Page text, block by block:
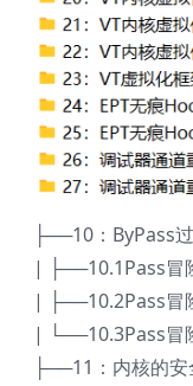
├──10：ByPass
| ├──10.1Pass冒
| ├──10.2Pass冒
| └──10.3Pass冒
├──11：内核的安